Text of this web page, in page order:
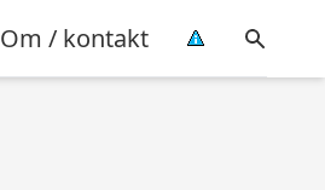
Om / kontakt